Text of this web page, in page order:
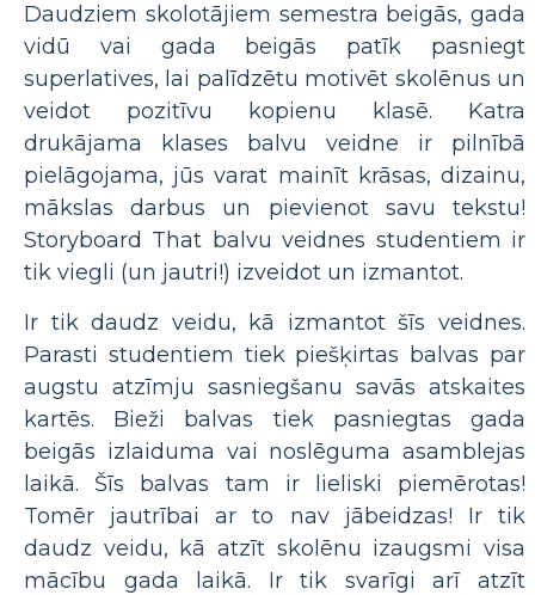
Daudziem skolotājiem semestra beigās, gada
vidū vai gada beigās patīk pasniegt
superlatives, lai palīdzētu motivēt skolēnus un
veidot pozitīvu kopienu klasē. Katra
drukājama klases balvu veidne ir pilnībā
pielāgojama, jūs varat mainīt krāsas, dizainu,
mākslas darbus un pievienot savu tekstu!
Storyboard That balvu veidnes studentiem ir
tik viegli (un jautri!) izveidot un izmantot.
Ir tik daudz veidu, kā izmantot šīs veidnes.
Parasti studentiem tiek piešķirtas balvas par
augstu atzīmju sasniegšanu savās atskaites
kartēs. Bieži balvas tiek pasniegtas gada
beigās izlaiduma vai noslēguma asamblejas
laikā. Šīs balvas tam ir lieliski piemērotas!
Tomēr jautrībai ar to nav jābeidzas! Ir tik
daudz veidu, kā atzīt skolēnu izaugsmi visa
mācību gada laikā. Ir tik svarīgi arī atzīt